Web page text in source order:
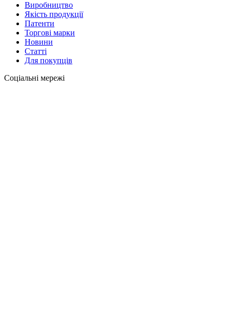
Виробництво
Якість продукції
Патенти
Торгові марки
Новини
Статті
Для покупців
Соціальні мережі